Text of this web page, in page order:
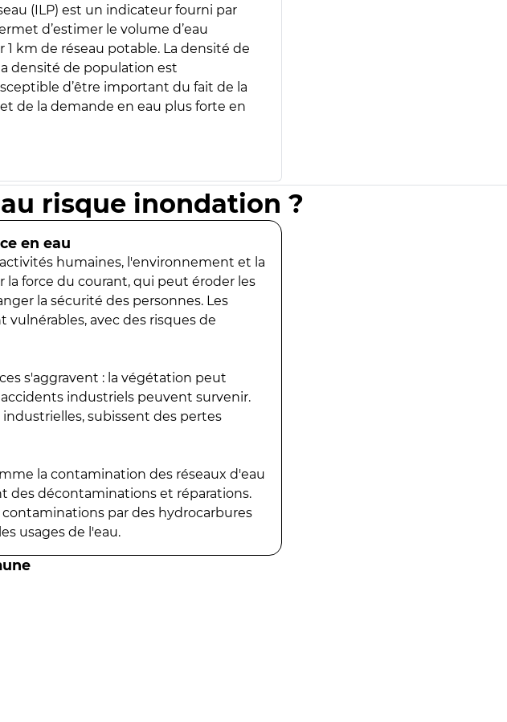
(ILP) est un indicateur fourni par
d’estimer le volume d’eau
km de réseau potable. La densité de
densité de population est
d’être important du fait de la
de la demande en eau plus forte en
risque inondation ?
en eau
humaines, l'environnement et la
force du courant, qui peut éroder les
la sécurité des personnes. Les
avec des risques de
s'aggravent : la végétation peut
industriels peuvent survenir.
subissent des pertes
la contamination des réseaux d'eau
des décontaminations et réparations.
par des hydrocarbures
usages de l'eau.